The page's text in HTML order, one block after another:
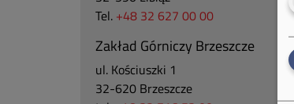
Tel. +48 32 627 00 00
Zakład Górniczy Brzeszcze
ul. Kościuszki 1
32-620 Brzeszcze